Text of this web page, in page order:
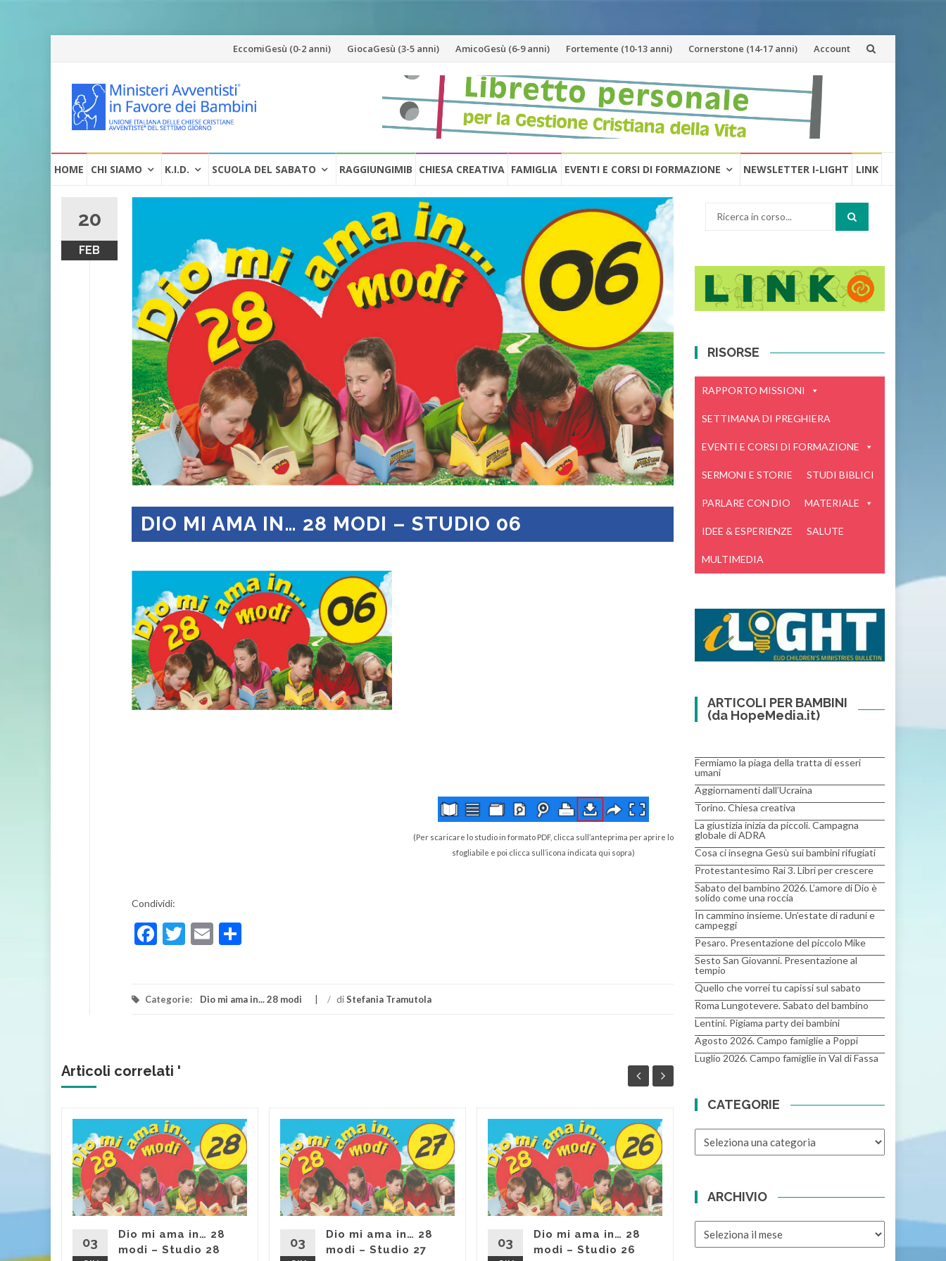
Vai
contenuto
EccomiGesù (0-2 anni) GiocaGesù (3-5 anni) AmicoGesù (6-9 anni) Fortemente (10-13 anni) Cornerstone (14-17 anni) Account
alHOME CHI SIAMO K.I.D. SCUOLA DEL SABATO RAGGIUNGIMIB CHIESA CREATIVA FAMIGLIA EVENTI E CORSI DI FORMAZIONE NEWSLETTER I-LIGHT LINK
20
FEB
DIO MI AMA IN… 28 MODI – STUDIO 06
(Per scaricare lo studio in formato PDF, clicca sull’anteprima per aprire lo
sfogliabile e poi clicca sull’icona indicata qui sopra)
Condividi:
Facebook
Twitter
Email
Categorie: Dio mi ama in... 28 modi / diStefania Tramutola
Articoli correlati '
lo
03
Dio mi ama in… 28
modi – Studio 28
03
Dio mi ama in… 28
modi – Studio 27
03
Dio mi ama in… 28
modi – Studio 26
03
Dio mi ama in… 28
modi – Studio 25
formato PDF, clicca
sfogliabile e poi clicca
sull'icona indicata qui...
RISORSE
RAPPORTO MISSIONI
SETTIMANA DI PREGHIERA
EVENTI E CORSI DI FORMAZIONE
SERMONI E STORIE STUDI BIBLICI
PARLARE CON DIO MATERIALE
IDEE & ESPERIENZE SALUTE
MULTIMEDIA
ARTICOLI PER BAMBINI
(da HopeMedia.it)
Fermiamo la piaga della tratta di esseri
umani
Aggiornamenti dall’Ucraina
Torino. Chiesa creativa
La giustizia inizia da piccoli. Campagna
globale di ADRA
Cosa ci insegna Gesù sui bambini rifugiati
Protestantesimo Rai 3. Libri per crescere
Sabato del bambino 2026. L’amore di Dio è
solido come una roccia
In cammino insieme. Un’estate di raduni e
campeggi
Pesaro. Presentazione del piccolo Mike
Sesto San Giovanni. Presentazione al
tempio
Quello che vorrei tu capissi sul sabato
Roma Lungotevere. Sabato del bambino
Lentini. Pigiama party dei bambini
Agosto 2026. Campo famiglie a Poppi
Luglio 2026. Campo famiglie in Val di Fassa
CATEGORIE
CATEGORIE
ARCHIVIO
ARCHIVIO